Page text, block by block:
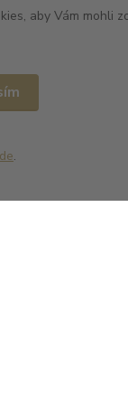
za 14 dní.
11
aby Vám mohli
.